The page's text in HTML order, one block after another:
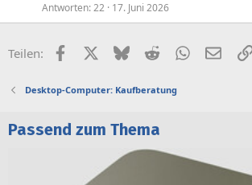
Antworten 22 17. Juni 2026
Teilen: FacebookX (Twitter)
BlueskyRedditWhatsApp
E-
Desktop-Computer: Kaufberatung
Passend zum Thema